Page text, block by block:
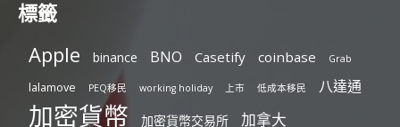
標籤
Apple binance BNO Casetify coinbase Grab
lalamove PEQ移民 working holiday 上市 低成本移民 八達通
加密貨幣 加密貨幣交易所 加拿大